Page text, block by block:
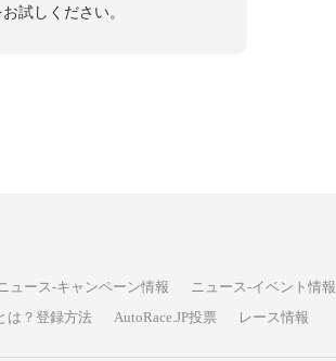
試しください。
ュース-キャンペーン情報
ニュース-イベント情報
は？登録方法
AutoRace.JP投票 レース情報